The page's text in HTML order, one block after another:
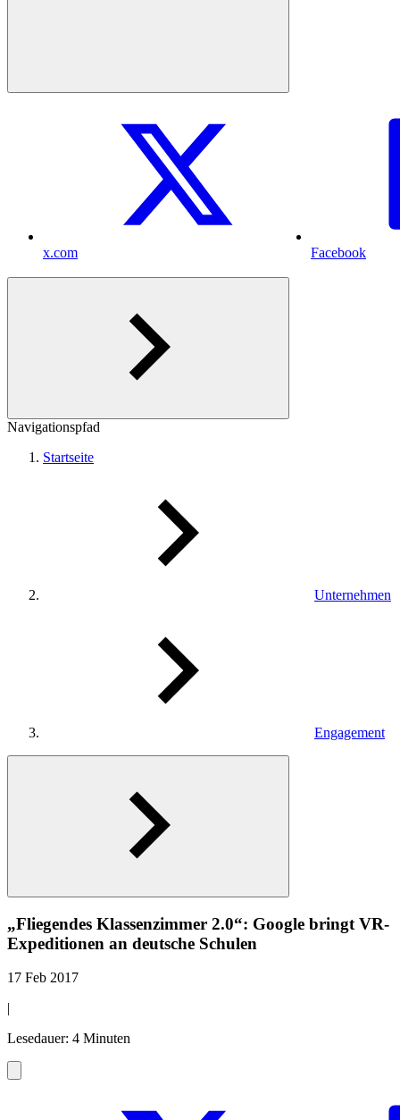
x.com Facebook
Navigationspfad
Startseite
Unternehmen
Engagement
„Fliegendes Klassenzimmer 2.0“: Google bringt VR-
Expeditionen an deutsche Schulen
17 Feb 2017
|
Lesedauer: 4 Minuten